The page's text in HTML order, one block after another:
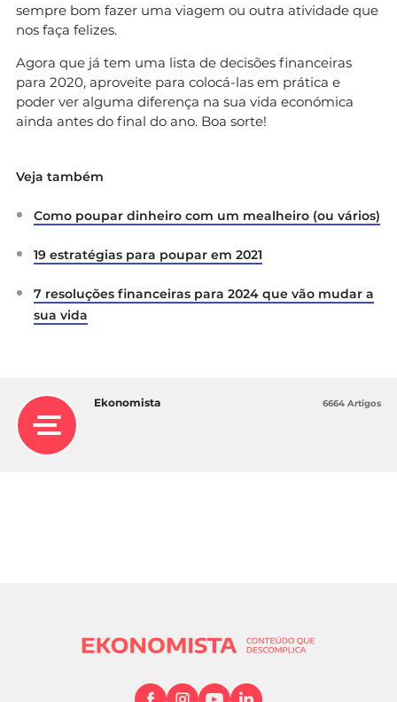
sempre bom fazer uma viagem ou outra atividade que
nos faça felizes.
Agora que já tem uma lista de decisões financeiras
para 2020, aproveite para colocá-las em prática e
poder ver alguma diferença na sua vida económica
ainda antes do final do ano. Boa sorte!
Veja também
Como poupar dinheiro com um mealheiro (ou vários)
19 estratégias para poupar em 2021
7 resoluções financeiras para 2024 que vão mudar a
sua vida
Ekonomista 6664 Artigos